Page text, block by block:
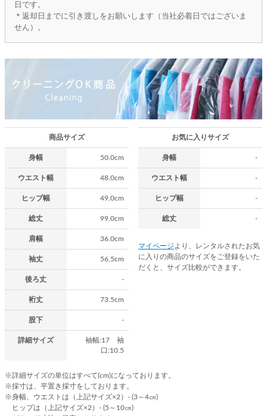
日です。
＊返却日までに引き渡しをお願いします（当社必着日ではございま
せん）。
商品サイズ
身幅 50.0cm
ウエスト幅 48.0cm
ヒップ幅 49.0cm
総丈 99.0cm
肩幅 36.0cm
袖丈 56.5cm
後ろ丈 -
裄丈 73.5cm
股下 -
詳細サイズ
袖幅:17 袖
口:10.5
お気に入りサイズ
身幅 -
ウエスト幅 -
ヒップ幅 -
総丈 -
マイページ より、レンタルされたお気
に入りの商品のサイズをご登録をいた
だくと、サイズ比較ができます。
※詳細サイズの単位はすべて(cm)になっております。
※採寸は、平置き採寸をしております。
※身幅、ウエストは（上記サイズ×2）- (3～4㎝)
ヒップは（上記サイズ×2）- (5～10㎝)